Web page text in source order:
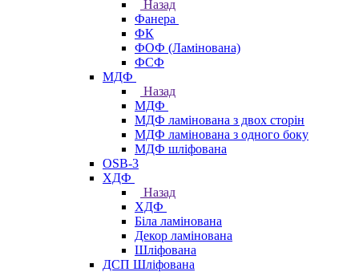
Назад
Фанера
ФК
ФОФ (Ламінована)
ФСФ
МДФ
Назад
МДФ
МДФ ламінована з двох сторін
МДФ ламінована з одного боку
МДФ шліфована
OSB-3
ХДФ
Назад
ХДФ
Біла ламінована
Декор ламінована
Шліфована
ДСП Шліфована